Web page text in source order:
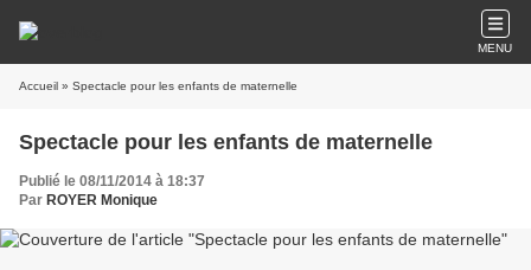
MENU
Accueil » Spectacle pour les enfants de maternelle
Spectacle pour les enfants de maternelle
Publié le 08/11/2014 à 18:37
Par ROYER Monique